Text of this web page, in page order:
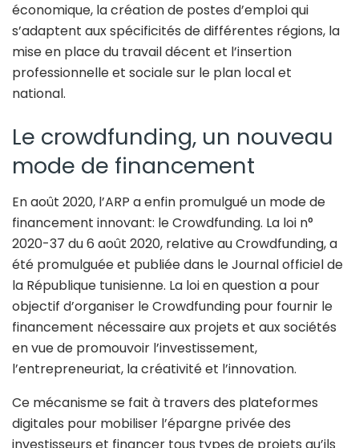
économique, la création de postes d’emploi qui
s’adaptent aux spécificités de différentes régions, la
mise en place du travail décent et l’insertion
professionnelle et sociale sur le plan local et
national.
Le crowdfunding, un nouveau
mode de financement
En août 2020, l’ARP a enfin promulgué un mode de
financement innovant: le Crowdfunding. La loi n°
2020-37 du 6 août 2020, relative au Crowdfunding, a
été promulguée et publiée dans le Journal officiel de
la République tunisienne. La loi en question a pour
objectif d’organiser le Crowdfunding pour fournir le
financement nécessaire aux projets et aux sociétés
en vue de promouvoir l’investissement,
l’entrepreneuriat, la créativité et l’innovation.
Ce mécanisme se fait à travers des plateformes
digitales pour mobiliser l’épargne privée des
investisseurs et financer tous types de projets qu’ils